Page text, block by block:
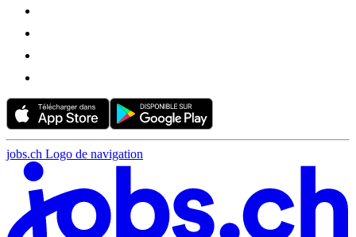
jobs.ch Logo de navigation